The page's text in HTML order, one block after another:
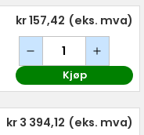
kr 157,42 (eks. mva)
Kjøp
kr 3 394,12 (eks. mva)